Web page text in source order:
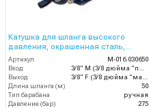
Катушка для шланга высокого
давления, окрашенная сталь,
вместимость 3/8 50m, 275bar,
3/8внеш-3/8внут
Артикул
M-016.030650
Вход
Выход
Длина шланга (м)
50
Тип барабана
ручная
Давление (бар)
275